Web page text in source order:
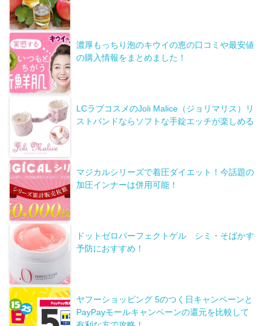
濃厚もっちり泡のキウイの恵の口コミや最安値
の購入情報をまとめました！
LCラブコスメのJoli Malice（ジョリマリス）リ
ストバンドならソフトな手錠エッチが楽しめる
マジカルシリーズで着圧ダイエット！今話題の
加圧インナーは併用可能！
ドットゼロパーフェクトゲル シミ・そばかす
予防におすすめ！
ヤフーショッピング 5のつく日キャンペーンと
PayPayモールキャンペーンの還元を比較して